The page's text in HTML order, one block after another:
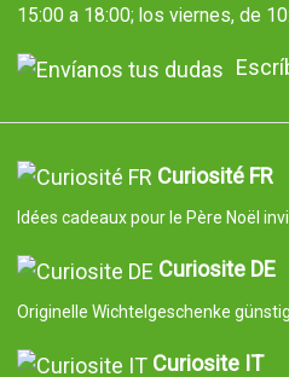
15:00 a 18:00; los viernes, de
Curiosité FR
Idées cadeaux pour le Père Noël
Curiosite DE
Originelle Wichtelgeschenke
Curiosite IT